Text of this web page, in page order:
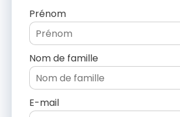
Prénom
Nom de famille
E-mail